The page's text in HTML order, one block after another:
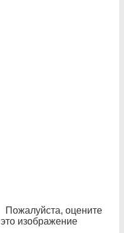
Пожалуйста, оцените
это изображение